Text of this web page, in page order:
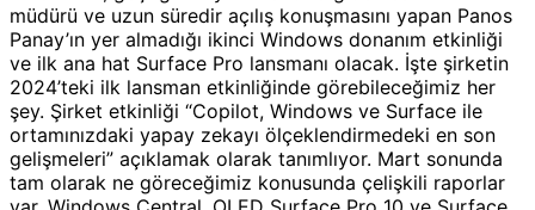
müdürü ve uzun süredir açılış konuşmasını yapan Panos
Panay’ın yer almadığı ikinci Windows donanım etkinliği
ve ilk ana hat Surface Pro lansmanı olacak. İşte şirketin
2024’teki ilk lansman etkinliğinde görebileceğimiz her
şey. Şirket etkinliği “Copilot, Windows ve Surface ile
ortamınızdaki yapay zekayı ölçeklendirmedeki en son
gelişmeleri” açıklamak olarak tanımlıyor. Mart sonunda
tam olarak ne göreceğimiz konusunda çelişkili raporlar